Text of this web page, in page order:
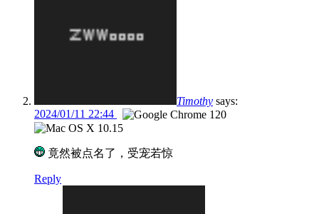
Timothy says:
2024/01/11 22:44
竟然被点名了，受宠若惊
Reply